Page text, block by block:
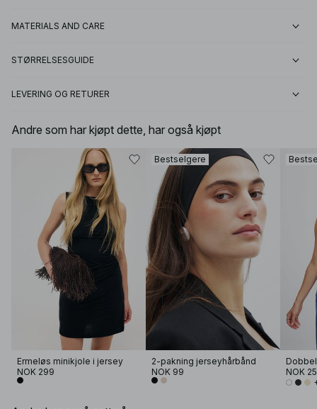
MATERIALS AND CARE
STØRRELSESGUIDE
LEVERING OG RETURER
Andre som har kjøpt dette, har også kjøpt
Ermeløs minikjole i jersey
NOK 299
Bestselgere
2-pakning jerseyhårbånd
NOK 99
NOK